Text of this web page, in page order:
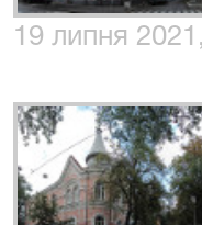
19 липня